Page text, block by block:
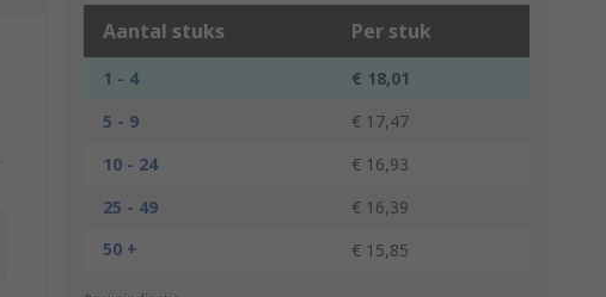
Aantal stuks Per stuk
1 - 4
€ 18,01
5 - 9
€ 17,47
10 - 24
€ 16,93
25 - 49
€ 16,39
50 +
€ 15,85